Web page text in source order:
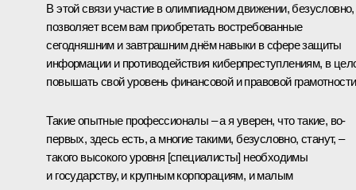
В этой связи участие в олимпиадном движении, безусловно,
позволяет всем вам приобретать востребованные
сегодняшним и завтрашним днём навыки в сфере защиты
информации и противодействия киберпреступлениям, в
повышать свой уровень финансовой и правовой
Такие опытные профессионалы – а я уверен, что такие, во-
первых, здесь есть, а многие такими, безусловно, станут, –
такого высокого уровня [специалисты] необходимы
и государству, и крупным корпорациям, и малым